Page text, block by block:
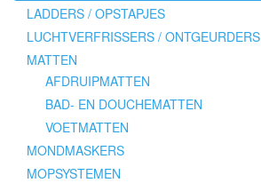
LADDERS / OPSTAPJES
LUCHTVERFRISSERS / ONTGEURDERS
MATTEN
AFDRUIPMATTEN
BAD- EN DOUCHEMATTEN
VOETMATTEN
MONDMASKERS
MOPSYSTEMEN